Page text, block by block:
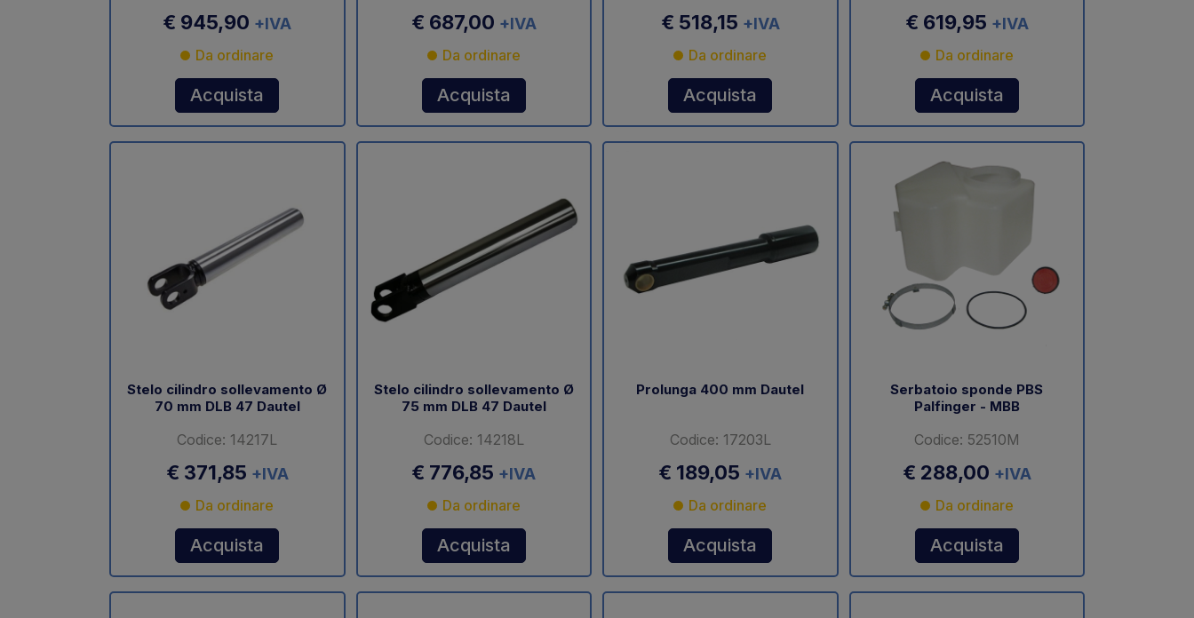
€ 945,90 +IVA
Da ordinare
Acquista
€ 687,00 +IVA
Da ordinare
Acquista
€ 518,15 +IVA
Da ordinare
Acquista
€ 619,95 +IVA
Da ordinare
Acquista
Stelo cilindro sollevamento Ø
70 mm DLB 47 Dautel
Codice: 14217L
€ 371,85 +IVA
Da ordinare
Acquista
Stelo cilindro sollevamento Ø
75 mm DLB 47 Dautel
Codice: 14218L
€ 776,85 +IVA
Da ordinare
Acquista
Prolunga 400 mm Dautel
Codice: 17203L
€ 189,05 +IVA
Da ordinare
Acquista
Serbatoio sponde PBS
Palfinger - MBB
Codice: 52510M
€ 288,00 +IVA
Da ordinare
Acquista